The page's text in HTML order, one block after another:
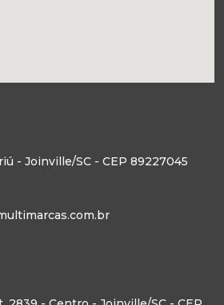
- Joinville/SC - CEP 89227045